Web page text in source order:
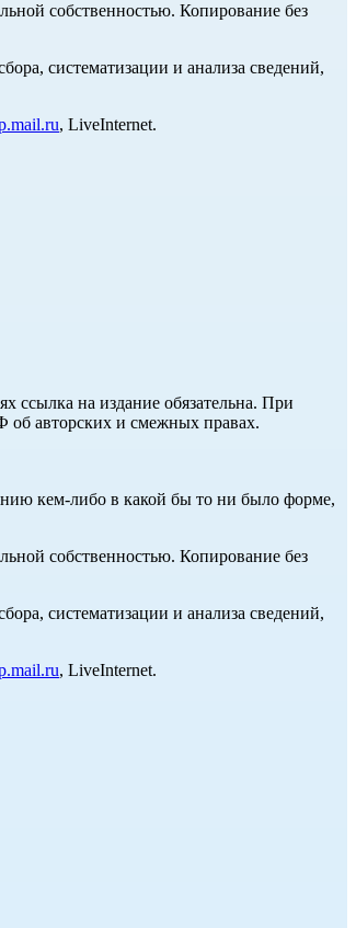
собственностью. Копирование без
систематизации и анализа сведений,
, LiveInternet.
ссылка на издание обязательна. При
об авторских и смежных правах.
кем-либо в какой бы то ни было форме,
собственностью. Копирование без
систематизации и анализа сведений,
, LiveInternet.